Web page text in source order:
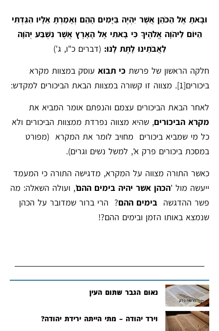
וּבָאתָ אֶל הַכֹּהֵן אֲשֶׁר יִהְיֶה בַּיָּמִים הָהֵם וְאָמַרְתָּ אֵלָיו הִגַּדְתִּי
הַיּוֹם לַיהֹוָה אֱלֹהֶיךָ כִּי בָאתִי אֶל הָאָרֶץ אֲשֶׁר נִשְׁבַּע יְהֹוָה
לַאֲבֹתֵינוּ לָתֶת לָנוּ: (דברים כ"ו, ג')
חלקה הראשון של פרשת כי תבוא עוסק במצוות מקרא
ביכורים[1]
. מצווה זו קשורה במצוות הבאת הביכורים למקדש:
לאחר הבאת הביכורים עצמם והנפתם אומר המביא את
מקרא הביכורים, שהיא מצווה נפרדת ממצוות הביכורים ולא
כל מי שמביא ביכורים מחויב לומר את המקרא (מפורט
במסכת ביכורים פרק א', למשל נשים וגרים).
כאשר התורה מצווה על המקרא, מדגישה התורה כי המעמד
ייעשה מול 'הכהן אשר יהיה בימים ההם', ועולה השאלה: מה
פשר ההדגשה בימים ההם? הרי ברור שמדובר על הכהן
שנמצא באותו הזמן ובימים ההם?!
נאום הגבר שתום העין
וירד יהודה – מתי הייתה ירידת יהודה?